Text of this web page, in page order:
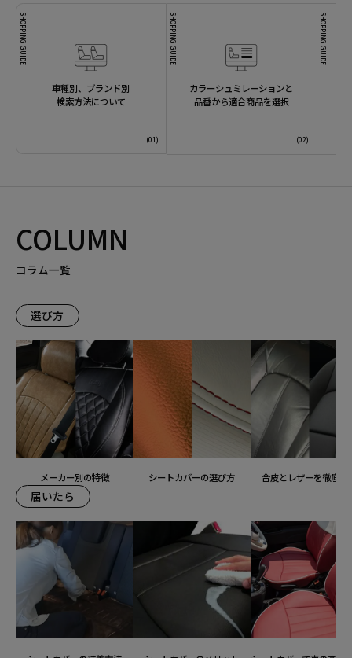
SHOPPING GUIDE
車種別、ブランド別
検索方法について
SHOPPING GUIDE
カラーシュミレーションと
品番から適合商品を選択
SHOPPING GUIDE
COLUMN
コラム一覧
選び方
メーカー別の特徴 シートカバーの選び方 合皮とレザーを徹底比
届いたら